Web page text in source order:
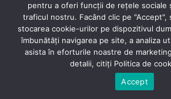
pentru a oferi funcții de rețele sociale
traficul nostru. Facând clic pe "Accept",
stocarea cookie-urilor pe dispozitivul
îmbunătăți navigarea pe site, a analiza
asista în eforturile noastre de
detalii, citiți Politica de
Accept